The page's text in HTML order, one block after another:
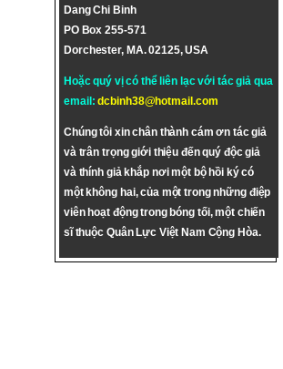
Dang Chi Binh
PO Box 255-571
Dorchester, MA. 02125, USA
Hoặc quý vị có thể liên lạc với tác giả qua
email:dcbinh38@hotmail.com
Chúng tôi xin chân thành cám ơn tác giả
và trân trọng giới thiệu đến quý độc giả
và thính giả khắp nơi một bộ hồi ký có
một không hai, của một trong những điệp
viên hoạt động trong bóng tối, một chiến
sĩ thuộc Quân Lực Việt Nam Cộng Hòa.